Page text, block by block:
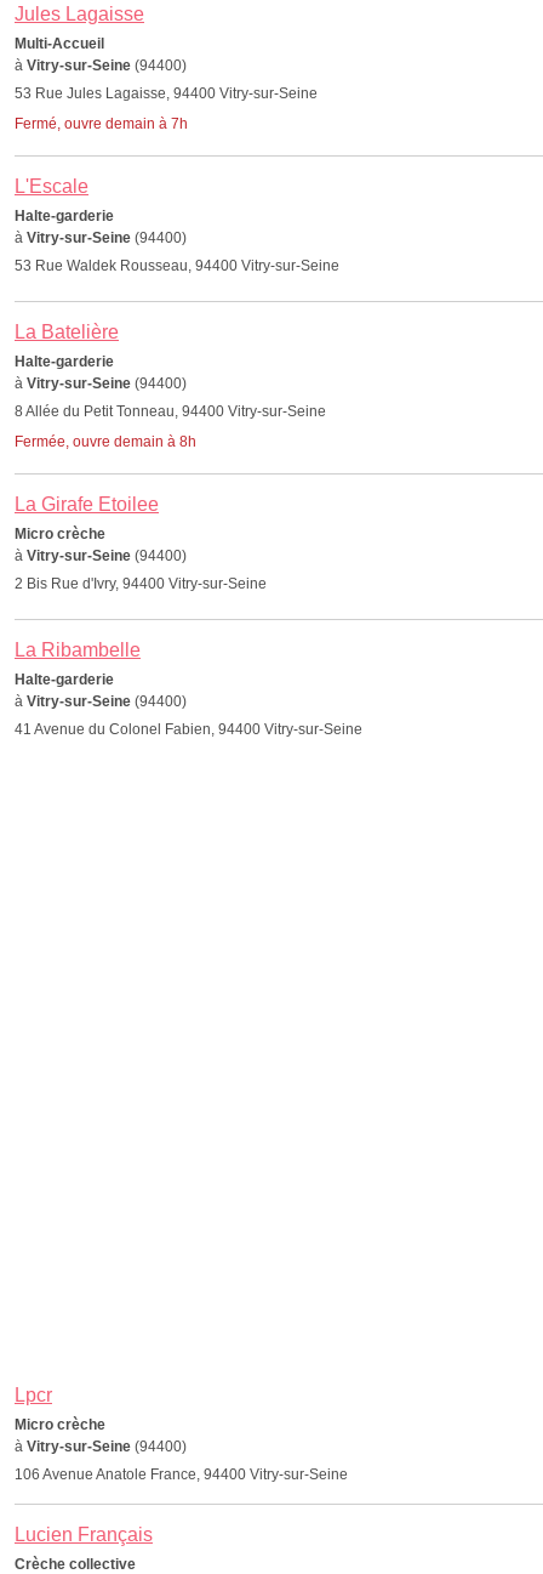
Jules Lagaisse
Multi-Accueil
à Vitry-sur-Seine (94400)
53 Rue Jules Lagaisse, 94400 Vitry-sur-Seine
Fermé, ouvre demain à 7h
L'Escale
Halte-garderie
à Vitry-sur-Seine (94400)
53 Rue Waldek Rousseau, 94400 Vitry-sur-Seine
La Batelière
Halte-garderie
à Vitry-sur-Seine (94400)
8 Allée du Petit Tonneau, 94400 Vitry-sur-Seine
Fermée, ouvre demain à 8h
La Girafe Etoilee
Micro crèche
à Vitry-sur-Seine (94400)
2 Bis Rue d'Ivry, 94400 Vitry-sur-Seine
La Ribambelle
Halte-garderie
à Vitry-sur-Seine (94400)
41 Avenue du Colonel Fabien, 94400 Vitry-sur-Seine
Lpcr
Micro crèche
à Vitry-sur-Seine (94400)
106 Avenue Anatole France, 94400 Vitry-sur-Seine
Lucien Français
Crèche collective